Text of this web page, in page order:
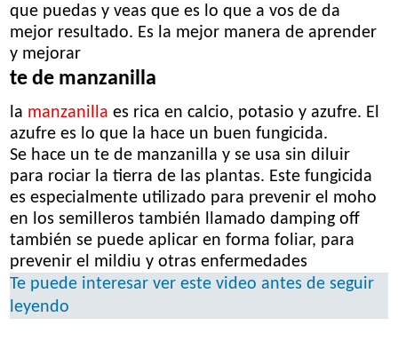
que puedas y veas que es lo que a vos de da
mejor resultado. Es la mejor manera de aprender
y mejorar
te de manzanilla
la manzanilla es rica en calcio, potasio y azufre. El
azufre es lo que la hace un buen fungicida.
Se hace un te de manzanilla y se usa sin diluir
para rociar la tierra de las plantas. Este fungicida
es especialmente utilizado para prevenir el moho
en los semilleros también llamado damping off
también se puede aplicar en forma foliar, para
prevenir el mildiu y otras enfermedades
Te puede interesar ver este video antes de seguir
leyendo